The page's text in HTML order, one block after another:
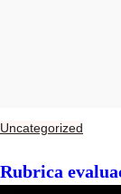
Uncategorized
Rubrica